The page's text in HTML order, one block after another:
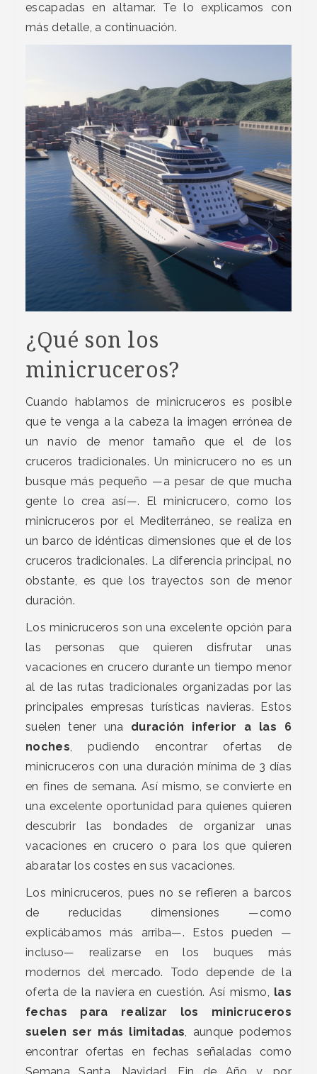
escapadas en altamar. Te lo explicamos con
más detalle, a continuación.
¿Qué son los
minicruceros?
Cuando hablamos de minicruceros es posible
que te venga a la cabeza la imagen errónea de
un navío de menor tamaño que el de los
cruceros tradicionales. Un minicrucero no es un
busque más pequeño —a pesar de que mucha
gente lo crea así—. El minicrucero, como los
minicruceros por el Mediterráneo, se realiza en
un barco de idénticas dimensiones que el de los
cruceros tradicionales. La diferencia principal, no
obstante, es que los trayectos son de menor
duración.
Los minicruceros son una excelente opción para
las personas que quieren disfrutar unas
vacaciones en crucero durante un tiempo menor
al de las rutas tradicionales organizadas por las
principales empresas turísticas navieras. Estos
suelen tener una duración inferior a las 6
noches, pudiendo encontrar ofertas de
minicruceros con una duración mínima de 3 días
en fines de semana. Así mismo, se convierte en
una excelente oportunidad para quienes quieren
descubrir las bondades de organizar unas
vacaciones en crucero o para los que quieren
abaratar los costes en sus vacaciones.
Los minicruceros, pues no se refieren a barcos
de reducidas dimensiones —como
explicábamos más arriba—. Estos pueden —
incluso— realizarse en los buques más
modernos del mercado. Todo depende de la
oferta de la naviera en cuestión. Así mismo, las
fechas para realizar los minicruceros
suelen ser más limitadas, aunque podemos
encontrar ofertas en fechas señaladas como